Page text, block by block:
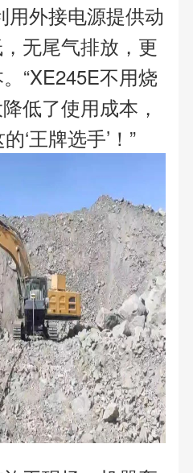
用外接电源提供动
无尾气排放，更
“XE245E不用烧
低了使用成本，
‘王牌选手’！”